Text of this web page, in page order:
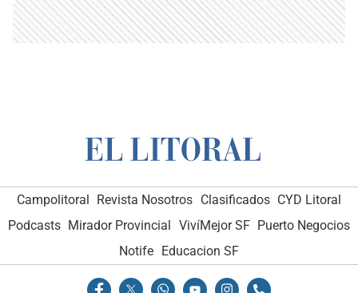
Campolitoral Revista Nosotros Clasificados CYD Litoral
Podcasts Mirador Provincial VivíMejor SF Puerto Negocios
Notife Educacion SF